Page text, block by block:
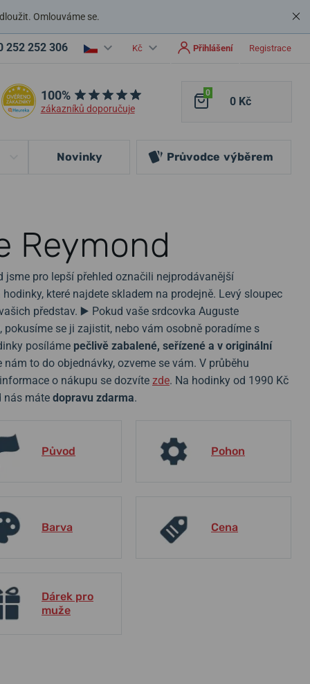
Omlouváme se.
252 252 306 Kč Přihlášení Registrace
100%
zákazníků doporučuje
0
0 Kč
Novinky Průvodce výběrem
Reymond
pro lepší přehled označili nejprodávanější
které najdete skladem na prodejně. Levý sloupec
představ. ▶️ Pokud vaše srdcovka Auguste
, pokusíme se ji zajistit, nebo vám osobně poradíme s
posíláme pečlivě zabalené, seřízené a v originální
to do objednávky, ozveme se vám. V průběhu
o nákupu se dozvíte zde. Na hodinky od 1990 Kč
nás máte dopravu zdarma.
Původ Pohon
Barva Cena
Dárek pro
muže